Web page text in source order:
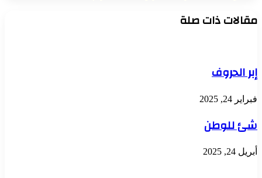
مقالات ذات صلة
إبر الحروف
فبراير 24, 2025
شئ للوطن
أبريل 24, 2025